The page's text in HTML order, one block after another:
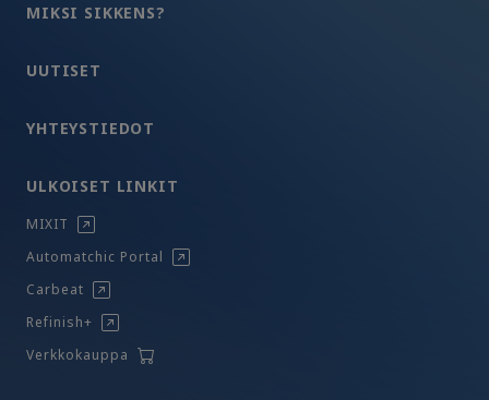
MIKSI SIKKENS?
UUTISET
YHTEYSTIEDOT
ULKOISET LINKIT
MIXIT
Automatchic Portal
Carbeat
Refinish+
Verkkokauppa